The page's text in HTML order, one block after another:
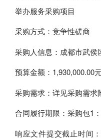
举办服务采购项目
采购方式：竞争性磋商
采购人信息：成都市武侯
预算金额：1,930,000.00
采购需求：详见采购需求
合同履行期限：采购包1
响应文件提交截止时间